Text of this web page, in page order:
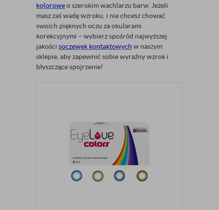
koloroweo szerokim wachlarzu barw. Jeżeli
masz zaś wadę wzroku, i nie chcesz chować
swoich pięknych oczu za okularami
korekcyjnymi – wybierz spośród najwyższej
jakości soczewek kontaktowych w naszym
sklepie, aby zapewnić sobie wyraźny wzrok i
błyszczące spojrzenie!